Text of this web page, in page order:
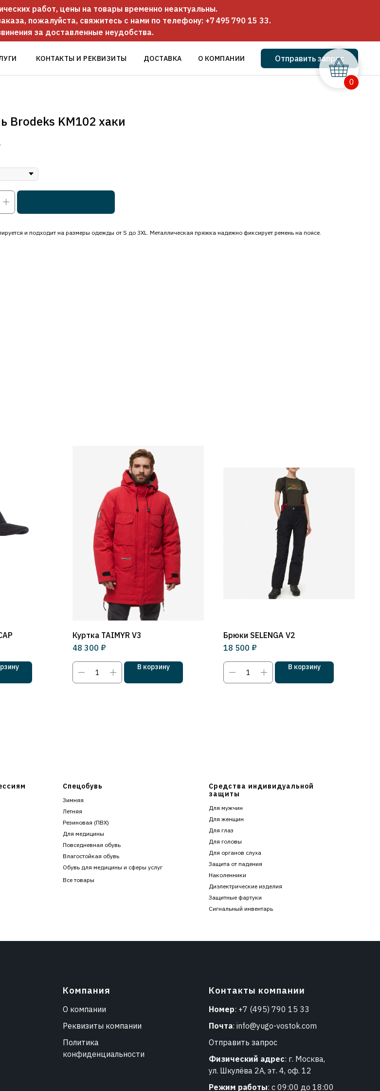
работ, цены на товары временно неактуальны.
пожалуйста, свяжитесь с нами по телефону: +7 495 790 15 33.
за доставленные неудобства.
Отправить запрос
КОНТАКТЫ И РЕКВИЗИТЫ ДОСТАВКА О КОМПАНИИ
Brodeks KM102 хаки
и подходит на размеры одежды от S до 3XL. Металлическая пряжка надежно фиксирует ремень на поясе.
Куртка TAIMYR V3
48 300 ₽
В корзину
Брюки SELENGA V2
18 500 ₽
В корзину
0
Спецобувь
Зимняя
Летняя
Резиновая (ПВХ)
Для медицины
Повседневная обувь
Влагостойкая обувь
Обувь для медицины и сферы услуг
Все товары
Средства индивидуальной
защиты
Для мужчин
Для женщин
Для глаз
Для головы
Для органов слуха
Защита от падения
Наколенники
Диэлектрические изделия
Защитные фартуки
Сигнальный инвентарь
Компания
О компании
Реквизиты компании
Политика
конфиденциальности
Контакты компании
Номер: +7 (495) 790 15 33
Почта: info@yugo-vostok.com
Отправить запрос
Физический адрес: г. Москва,
ул. Шкулёва 2А, эт. 4, оф. 12
Режим работы: с 09:00 до 18:00